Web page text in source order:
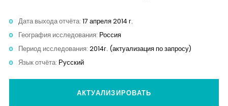
Дата выхода отчёта: 17 апреля 2014 г.
География исследования: Россия
Период исследования: 2014г. (актуализация по запросу)
Язык отчёта: Русский
АКТУАЛИЗИРОВАТЬ